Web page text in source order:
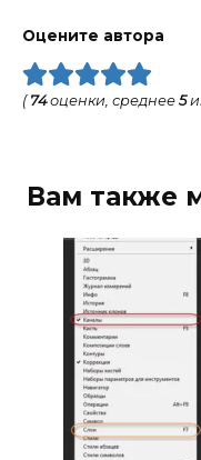
Оцените автора
( 74оценки, среднее 5
Вам также